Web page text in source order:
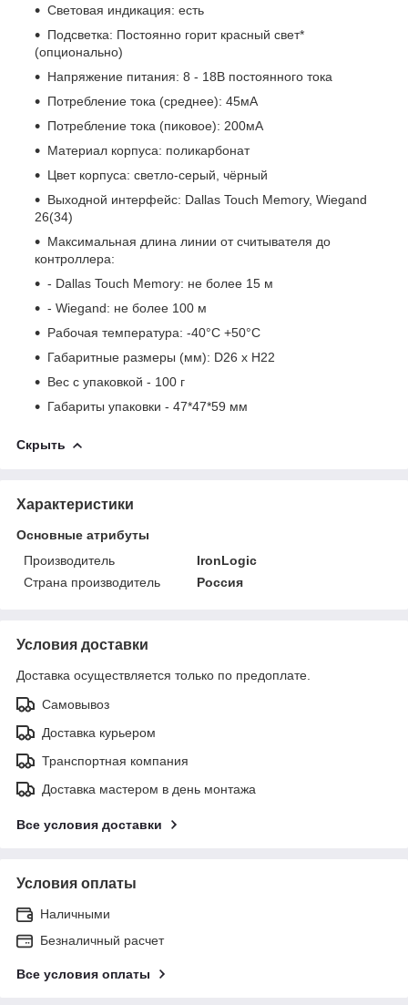
Световая индикация: есть
Подсветка: Постоянно горит красный свет*
(опционально)
Напряжение питания: 8 - 18В постоянного тока
Потребление тока (среднее): 45мA
Потребление тока (пиковое): 200мA
Материал корпуса: поликарбонат
Цвет корпуса: светло-серый, чёрный
Выходной интерфейс: Dallas Touch Memory, Wiegand
26(34)
Максимальная длина линии от считывателя до
контроллера:
- Dallas Touch Memory: не более 15 м
- Wiegand: не более 100 м
Рабочая температура: -40°С +50°С
Габаритные размеры (мм): D26 x H22
Вес с упаковкой - 100 г
Габариты упаковки - 47*47*59 мм
Скрыть
Характеристики
Основные атрибуты
Производитель
IronLogic
Страна производитель
Россия
Условия доставки
Доставка осуществляется только по предоплате.
Самовывоз
Доставка курьером
Транспортная компания
Доставка мастером в день монтажа
Все условия доставки
Условия оплаты
Наличными
Безналичный расчет
Все условия оплаты